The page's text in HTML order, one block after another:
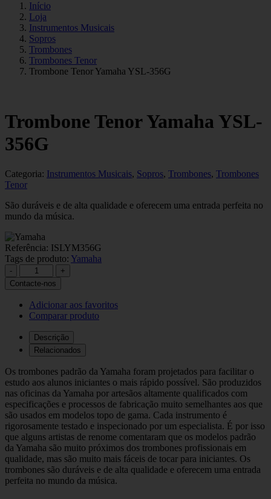
Início
Loja
Instrumentos Musicais
Sopros
Trombones
Trombones Tenor
Trombone Tenor Yamaha YSL-356G
Trombone Tenor Yamaha YSL-
356G
Categoria: Instrumentos Musicais, Sopros, Trombones, Trombones
Tenor
São duráveis ​​e de alta qualidade e oferecem uma entrada perfeita no
mundo da música.
Referência: ISLYM356G
Tags de produto: Yamaha
-
Quantidade
de
Trombone
Tenor
Yamaha
YSL-
356G
+
Contacte-nos
Adicionar aos favoritos
Comparar produto
Descrição
Relacionados
Os trombones padrão da Yamaha foram projetados para facilitar o
estudo aos alunos iniciantes o mais rápido possível. São produzidos
nas oficinas da Yamaha por artesãos altamente qualificados com
especificações e processos de fabricação muito semelhantes aos que
são usados em modelos topo de gama. Cada instrumento é
rigorosamente testado e inspecionado por um especialista. É por isso
que alguns artistas de renome comentaram que os modelos padrão
da Yamaha são muito próximos dos trombones profissionais em
qualidade, mas são muito mais fáceis de tocar para iniciantes. Os
trombones são duráveis ​​e de alta qualidade e oferecem uma entrada
perfeita no mundo da música.